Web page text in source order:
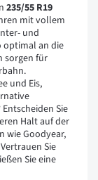
235/55 R19
mit vollem
und
optimal an die
sorgen für
und Eis,
Sie
Halt auf der
wie Goodyear,
Sie
Sie eine